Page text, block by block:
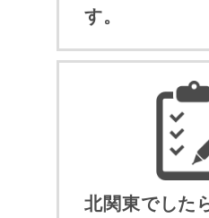
す。
北関東でした